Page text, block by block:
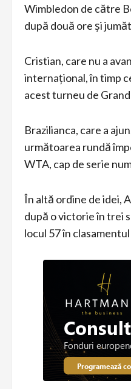
Wimbledon de către
după două ore și
Cristian, care nu a
internațional, în timp
acest turneu de Grand
Brazilianca, care a
următoarea rundă
WTA, cap de serie
În altă ordine de idei,
după o victorie în trei
locul 57 în